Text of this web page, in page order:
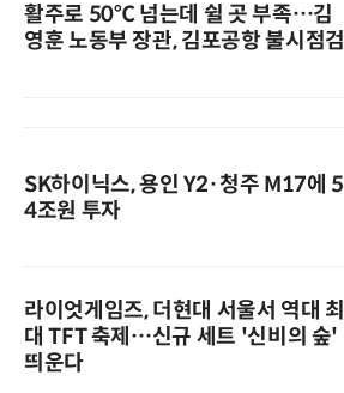
활주로 50℃ 넘는데 쉴 곳 부족…김
영훈 노동부 장관, 김포공항 불시점검
SK하이닉스, 용인 Y2·청주 M17에 5
4조원 투자
라이엇게임즈, 더현대 서울서 역대 최
대 TFT 축제…신규 세트 '신비의 숲'
띄운다